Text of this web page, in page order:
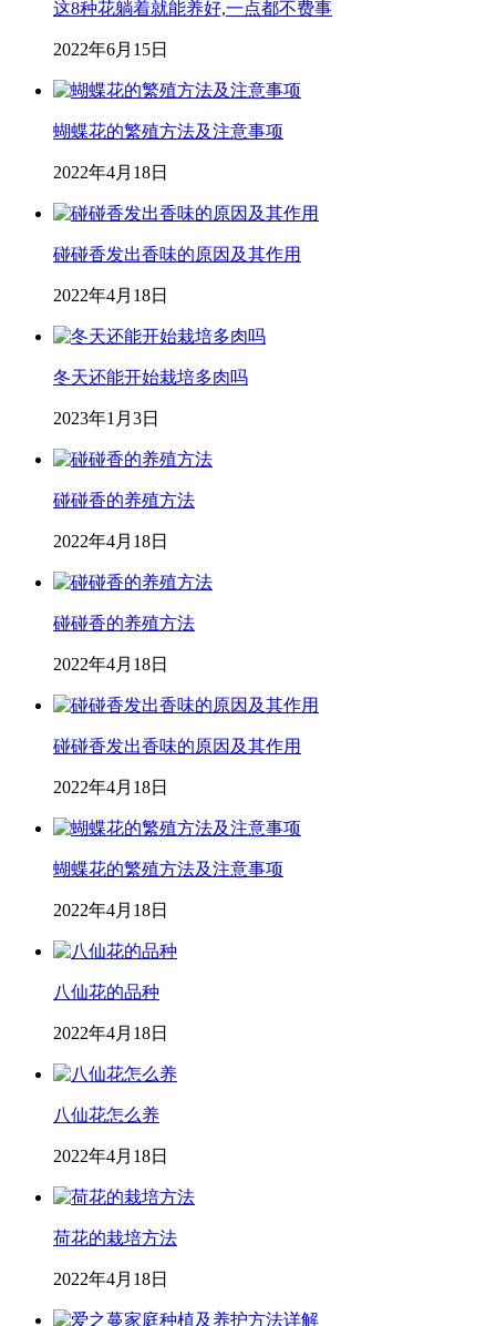
这8种花躺着就能养好,一点都不费事
2022年6月15日
蝴蝶花的繁殖方法及注意事项
2022年4月18日
碰碰香发出香味的原因及其作用
2022年4月18日
冬天还能开始栽培多肉吗
2023年1月3日
碰碰香的养殖方法
2022年4月18日
碰碰香的养殖方法
2022年4月18日
碰碰香发出香味的原因及其作用
2022年4月18日
蝴蝶花的繁殖方法及注意事项
2022年4月18日
八仙花的品种
2022年4月18日
八仙花怎么养
2022年4月18日
荷花的栽培方法
2022年4月18日